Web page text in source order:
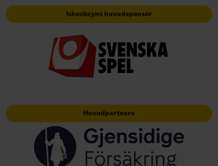
Ishockeyns huvudsponsor
Huvudpartners